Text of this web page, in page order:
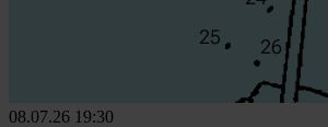
08.07.26 19:30